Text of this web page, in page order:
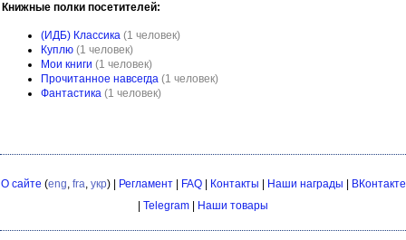
Книжные полки посетителей:
(ИДБ) Классика (1 человек)
Куплю (1 человек)
Мои книги (1 человек)
Прочитанное навсегда (1 человек)
Фантастика (1 человек)
О сайте (eng, fra, укр) | Регламент| FAQ| Контакты Наши награды
ВКонтакте
Telegram Наши товары